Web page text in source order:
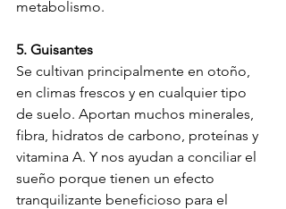
metabolismo.
5. Guisantes
Se cultivan principalmente en otoño,
en climas frescos y en cualquier tipo
de suelo. Aportan muchos minerales,
fibra, hidratos de carbono, proteínas y
vitamina A. Y nos ayudan a conciliar el
sueño porque tienen un efecto
tranquilizante beneficioso para el